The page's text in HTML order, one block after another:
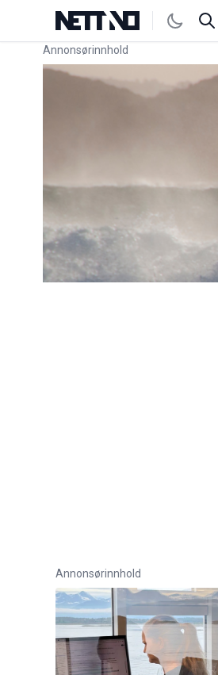
Annonsørinnhold
Link for annonse
Annonsørinnhold